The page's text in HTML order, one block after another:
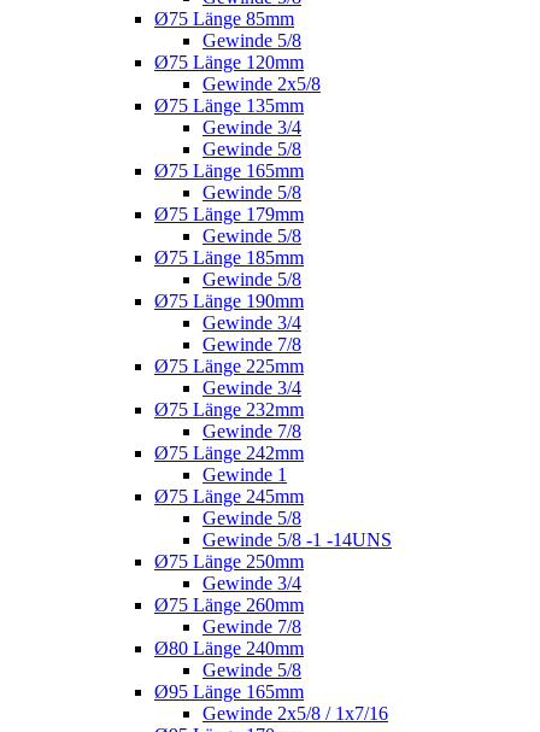
Ø75 Länge 85mm
Gewinde 5/8
Ø75 Länge 120mm
Gewinde 2x5/8
Ø75 Länge 135mm
Gewinde 3/4
Gewinde 5/8
Ø75 Länge 165mm
Gewinde 5/8
Ø75 Länge 179mm
Gewinde 5/8
Ø75 Länge 185mm
Gewinde 5/8
Ø75 Länge 190mm
Gewinde 3/4
Gewinde 7/8
Ø75 Länge 225mm
Gewinde 3/4
Ø75 Länge 232mm
Gewinde 7/8
Ø75 Länge 242mm
Gewinde 1
Ø75 Länge 245mm
Gewinde 5/8
Gewinde 5/8 -1 -14UNS
Ø75 Länge 250mm
Gewinde 3/4
Ø75 Länge 260mm
Gewinde 7/8
Ø80 Länge 240mm
Gewinde 5/8
Ø95 Länge 165mm
Gewinde 2x5/8 / 1x7/16